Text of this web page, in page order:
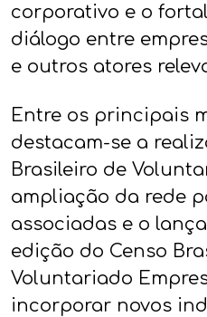
corporativo e o
diálogo entre
e outros atores
Entre os principais
destacam-se a
Brasileiro de
ampliação da rede
associadas e o
edição do Censo
Voluntariado
incorporar novos